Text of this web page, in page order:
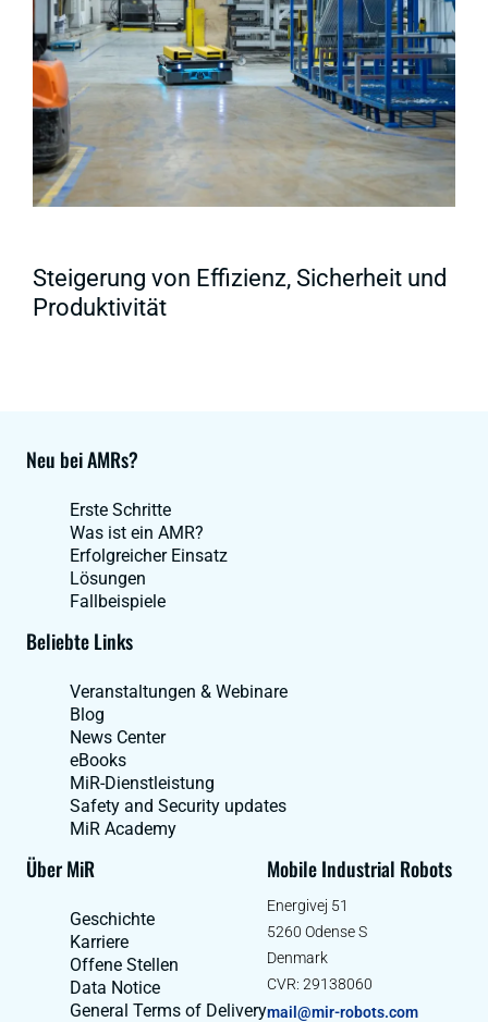
Steigerung von Effizienz, Sicherheit und
Produktivität
Neu bei AMRs?
Erste Schritte
Was ist ein AMR?
Erfolgreicher Einsatz
Lösungen
Fallbeispiele
Beliebte Links
Veranstaltungen & Webinare
Blog
News Center
eBooks
MiR-Dienstleistung
Safety and Security updates
MiR Academy
Über MiR
Geschichte
Karriere
Offene Stellen
Data Notice
General Terms of Delivery
Mobile Industrial Robots
Energivej 51
5260 Odense S
Denmark
CVR: 29138060
mail@mir-robots.com